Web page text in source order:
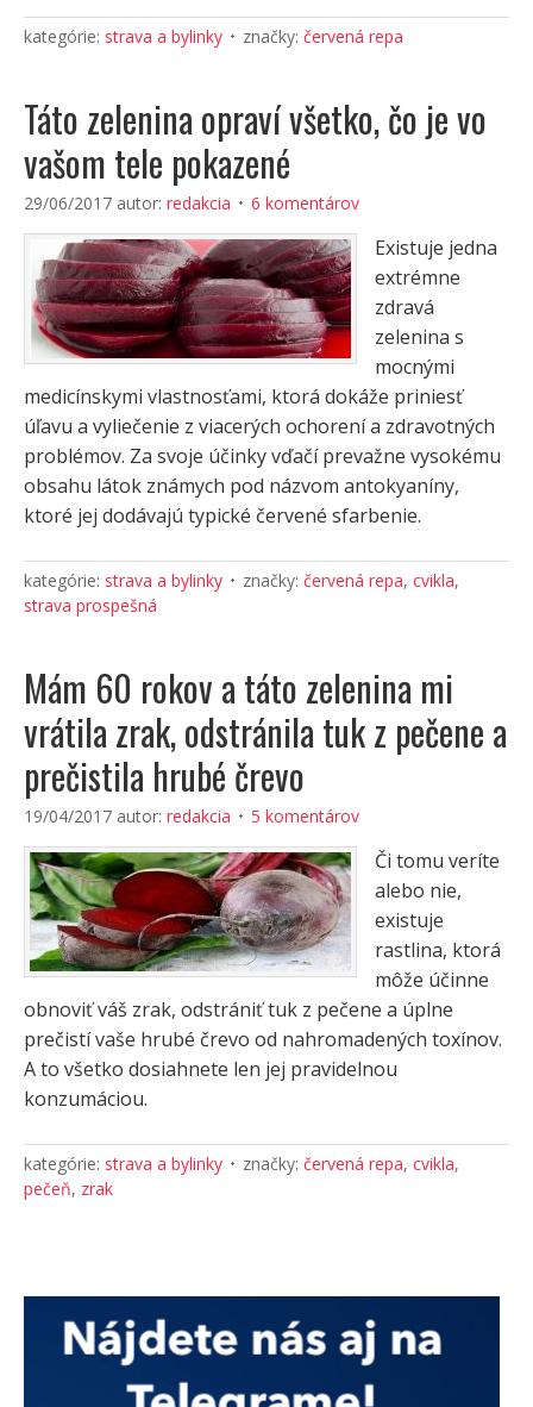
kategórie: strava a bylinky značky: červená repa
Táto zelenina opraví všetko, čo je vo
vašom tele pokazené
29/06/2017 autor: redakcia 6 komentárov
Existuje jedna
extrémne
zdravá
zelenina s
mocnými
medicínskymi vlastnosťami, ktorá dokáže priniesť
úľavu a vyliečenie z viacerých ochorení a zdravotných
problémov. Za svoje účinky vďačí prevažne vysokému
obsahu látok známych pod názvom antokyaníny,
ktoré jej dodávajú typické červené sfarbenie.
kategórie: strava a bylinky značky: červená repa, cvikla,
strava prospešná
Mám 60 rokov a táto zelenina mi
vrátila zrak, odstránila tuk z pečene a
prečistila hrubé črevo
19/04/2017 autor: redakcia 5 komentárov
Či tomu veríte
alebo nie,
existuje
rastlina, ktorá
môže účinne
obnoviť váš zrak, odstrániť tuk z pečene a úplne
prečistí vaše hrubé črevo od nahromadených toxínov.
A to všetko dosiahnete len jej pravidelnou
konzumáciou.
kategórie: strava a bylinky značky: červená repa, cvikla,
pečeň, zrak